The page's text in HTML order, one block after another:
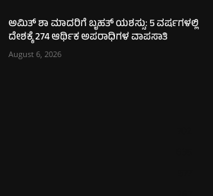
ಅಮಿತ್ ಶಾ ಮಾದರಿಗೆ ಬೃಹತ್ ಯಶಸ್ಸು: 5 ವರ್ಷಗಳಲ್ಲಿ
ದೇಶಕ್ಕೆ 274 ಆರ್ಥಿಕ ಅಪರಾಧಿಗಳ ವಾಪಸಾತಿ
August 6, 2026